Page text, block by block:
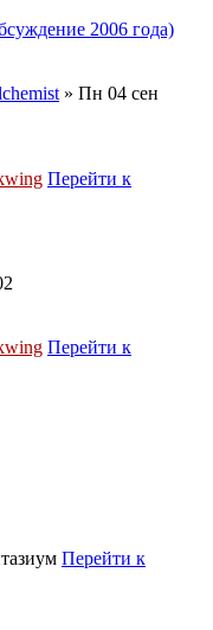
2006 года)
» Пн 04 сен
Перейти к
Перейти к
Перейти к